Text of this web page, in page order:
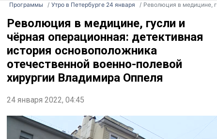
Программы Утро в Петербурге 24 января Революция в медицине, гусли и чёрная операционная: детективная история основоположника отечественной военно-полевой хирургии Владимира Оппеля
Революция в медицине, гусли и
чёрная операционная: детективная
история основоположника
отечественной военно-полевой
хирургии Владимира Оппеля
24 января 2022, 04:45